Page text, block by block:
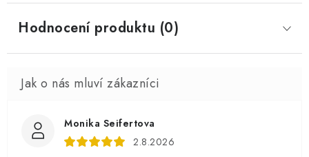
Hodnocení produktu (0)
Monika Seifertova
2.8.2026